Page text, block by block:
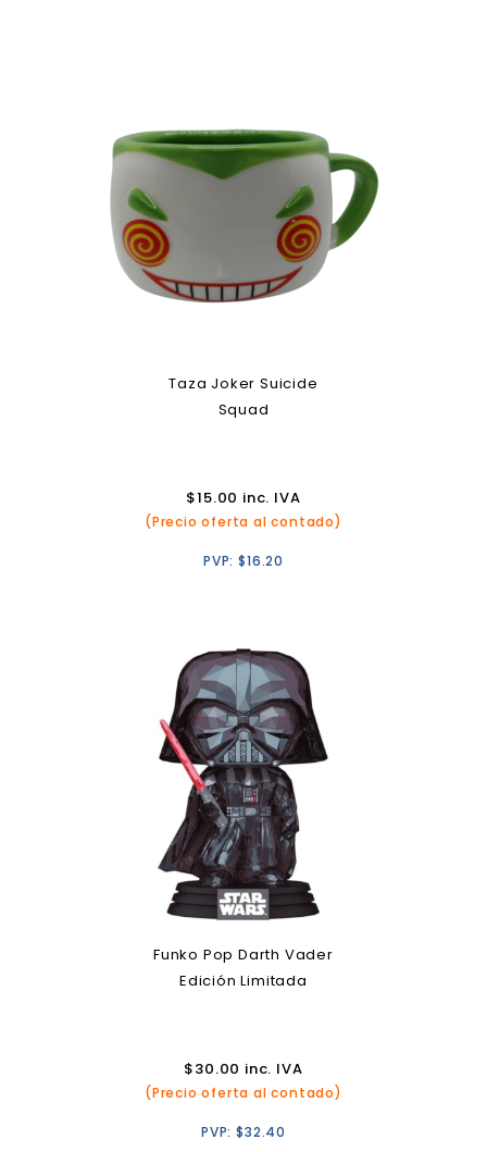
Taza Joker Suicide
Squad
$15.00 inc. IVA
(Precio oferta al contado)
PVP:$16.20
Funko Pop Darth Vader
Edición Limitada
$30.00 inc. IVA
(Precio oferta al contado)
PVP:$32.40